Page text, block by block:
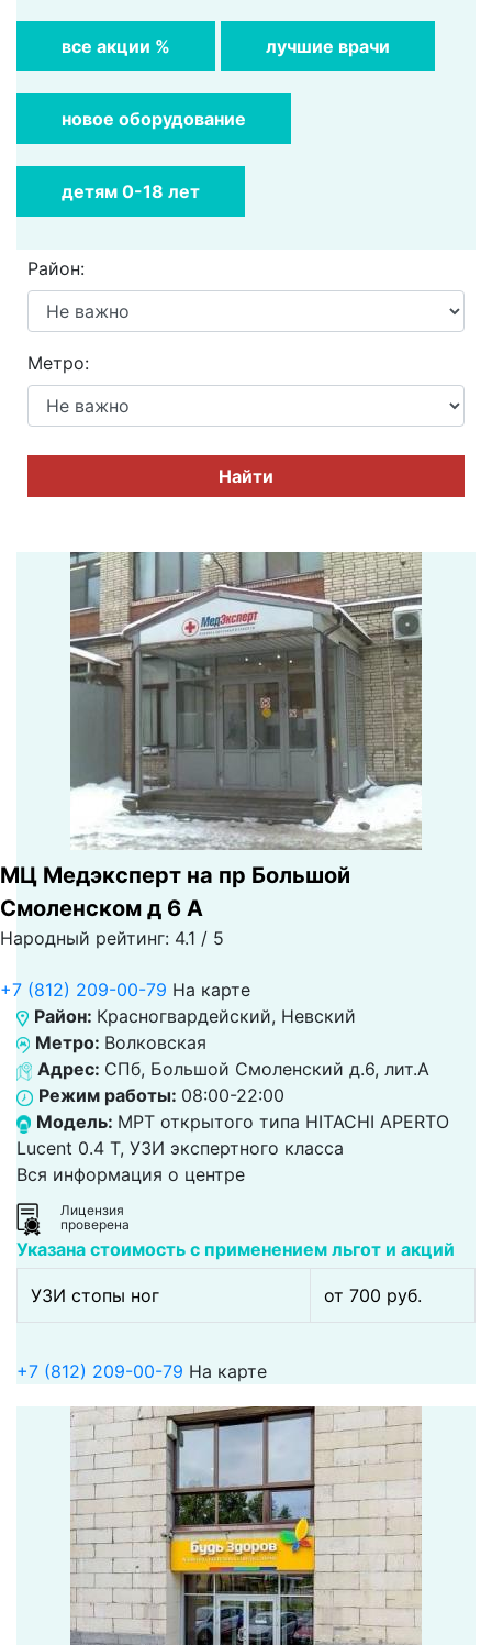
все акции % лучшие врачи
новое оборудование
детям 0-18 лет
Район:
Метро:
Найти
МЦ Медэксперт на пр Большой
Смоленском д 6 А
Народный рейтинг: 4.1 / 5
+7 (812) 209-00-79 На карте
Район: Красногвардейский, Невский
Метро: Волковская
Адрес: СПб, Большой Смоленский д.6, лит.А
Режим работы: 08:00-22:00
Модель: МРТ открытого типа HITACHI APERTO
Lucent 0.4 Т, УЗИ экспертного класса
Вся информация о центре
Лицензия
проверена
Указана стоимость с применением льгот и акций
УЗИ стопы ног от 700 pуб.
+7 (812) 209-00-79 На карте